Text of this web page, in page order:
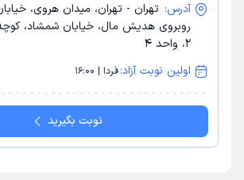
آدرس: تهران - تهران، میدان هروی،
روبروی هدیش مال، خیابان شمشاد،
2، واحد 4
اولین نوبت آزاد:فردا | 16:00
نوبت بگیرید